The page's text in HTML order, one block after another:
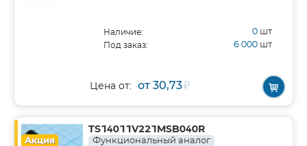
Наличие: 0 шт
Под заказ: 6 000 шт
Цена от: от 30,73₽
Акция
TS14011V221MSB040R
Функциональный аналог